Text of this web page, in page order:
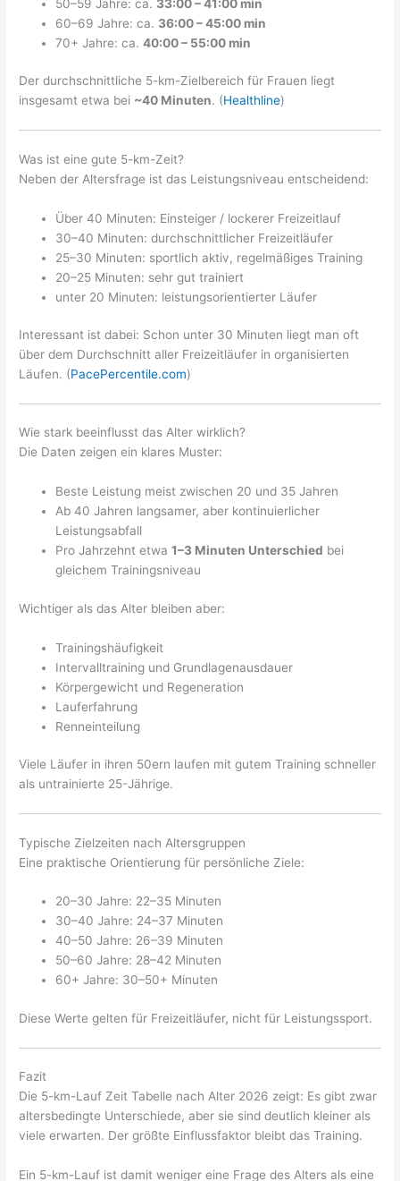
50–59 Jahre: ca. 33:00 – 41:00 min
60–69 Jahre: ca. 36:00 – 45:00 min
70+ Jahre: ca.40:00 – 55:00 min
Der durchschnittliche 5-km-Zielbereich für Frauen liegt
insgesamt etwa bei ~40 Minuten. (Healthline)
Was ist eine gute 5-km-Zeit?
Neben der Altersfrage ist das Leistungsniveau entscheidend:
Über 40 Minuten: Einsteiger / lockerer Freizeitlauf
30–40 Minuten: durchschnittlicher Freizeitläufer
25–30 Minuten: sportlich aktiv, regelmäßiges Training
20–25 Minuten: sehr gut trainiert
unter 20 Minuten: leistungsorientierter Läufer
Interessant ist dabei: Schon unter 30 Minuten liegt man oft
über dem Durchschnitt aller Freizeitläufer in organisierten
Läufen. (PacePercentile.com)
Wie stark beeinflusst das Alter wirklich?
Die Daten zeigen ein klares Muster:
Beste Leistung meist zwischen 20 und 35 Jahren
Ab 40 Jahren langsamer, aber kontinuierlicher
Leistungsabfall
Pro Jahrzehnt etwa1–3 Minuten Unterschied bei
gleichem Trainingsniveau
Wichtiger als das Alter bleiben aber:
Trainingshäufigkeit
Intervalltraining und Grundlagenausdauer
Körpergewicht und Regeneration
Lauferfahrung
Renneinteilung
Viele Läufer in ihren 50ern laufen mit gutem Training schneller
als untrainierte 25-Jährige.
Typische Zielzeiten nach Altersgruppen
Eine praktische Orientierung für persönliche Ziele:
20–30 Jahre: 22–35 Minuten
30–40 Jahre: 24–37 Minuten
40–50 Jahre: 26–39 Minuten
50–60 Jahre: 28–42 Minuten
60+ Jahre: 30–50+ Minuten
Diese Werte gelten für Freizeitläufer, nicht für Leistungssport.
Fazit
Die 5-km-Lauf Zeit Tabelle nach Alter 2026 zeigt: Es gibt zwar
altersbedingte Unterschiede, aber sie sind deutlich kleiner als
viele erwarten. Der größte Einflussfaktor bleibt das Training.
Ein 5-km-Lauf ist damit weniger eine Frage des Alters als eine